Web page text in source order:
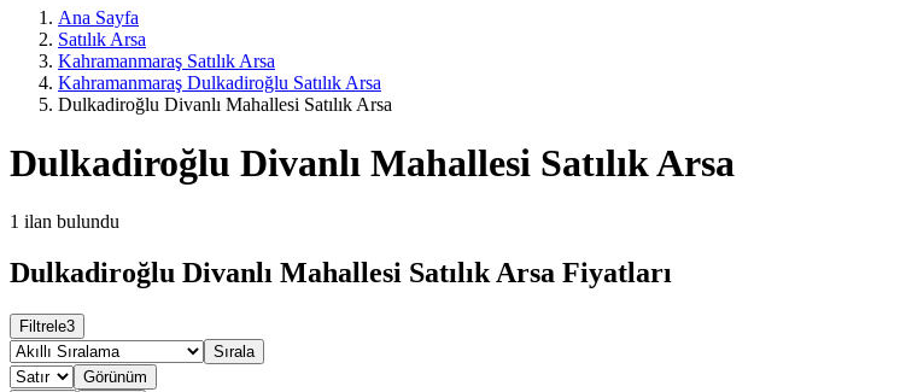
Ana Sayfa
Satılık Arsa
Kahramanmaraş Satılık Arsa
Kahramanmaraş Dulkadiroğlu Satılık Arsa
Dulkadiroğlu Divanlı Mahallesi Satılık Arsa
Dulkadiroğlu Divanlı Mahallesi Satılık Arsa
1 ilan bulundu
Dulkadiroğlu Divanlı Mahallesi Satılık Arsa Fiyatları
Filtrele3
Sırala
Görünüm